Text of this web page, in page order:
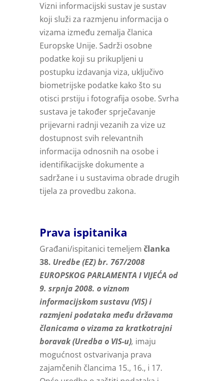
Vizni informacijski sustav je sustav
koji služi za razmjenu informacija o
vizama između zemalja članica
Europske Unije. Sadrži osobne
podatke koji su prikupljeni u
postupku izdavanja viza, uključivo
biometrijske podatke kako što su
otisci prstiju i fotografija osobe. Svrha
sustava je također sprječavanje
prijevarni radnji vezanih za vize uz
dostupnost svih relevantnih
informacija odnosnih na osobe i
identifikacijske dokumente a
sadržane i u sustavima obrade drugih
tijela za provedbu zakona.
Prava ispitanika
Građani/ispitanici temeljem članka
38. Uredbe (EZ) br. 767/2008
EUROPSKOG PARLAMENTA I VIJEĆA od
9. srpnja 2008. o viznom
informacijskom sustavu (VIS) i
razmjeni podataka među državama
članicama o vizama za kratkotrajni
boravak (Uredba o VIS-u), imaju
mogućnost ostvarivanja prava
zajamčenih člancima 15., 16., i 17.